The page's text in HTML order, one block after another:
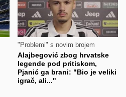
"Problemi" s novim brojem
Alajbegović zbog hrvatske
legende pod pritiskom,
Pjanić ga brani: "Bio je veliki
igrač, ali..."